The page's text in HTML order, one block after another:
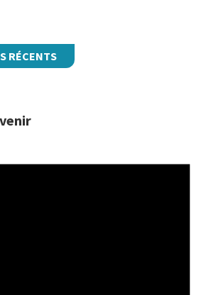
RÉCENTS